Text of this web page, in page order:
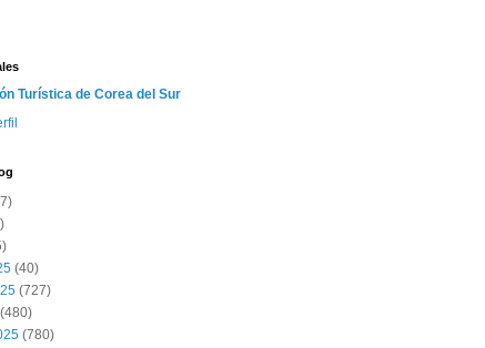
Turística de Corea del Sur
(40)
(727)
(480)
(780)